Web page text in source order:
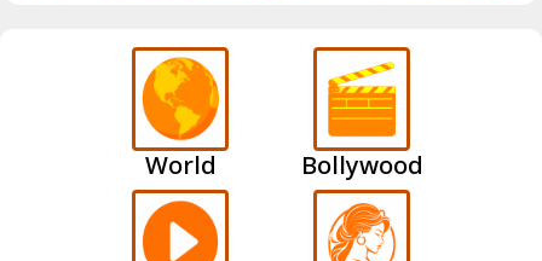
World Bollywood